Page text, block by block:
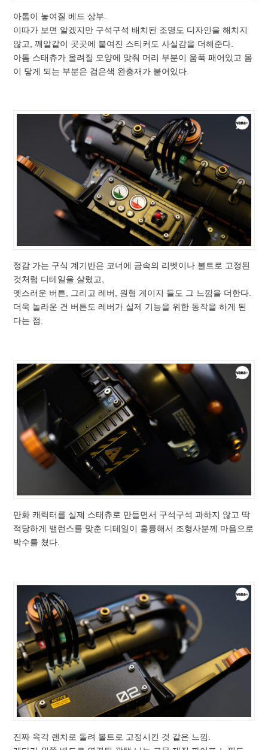
아톰이 놓여질 베드 상부.
이따가 보면 알겠지만 구석구석 배치된 조명도 디자인을 해치지
않고, 깨알같이 곳곳에 붙여진 스티커도 사실감을 더해준다.
아톰 스태츄가 올려질 모양에 맞춰 머리 부분이 움푹 패어있고 몸
이 닿게 되는 부분은 검은색 완충재가 붙어있다.
정감 가는 구식 계기반은 코너에 금속의 리벳이나 볼트로 고정된
것처럼 디테일을 살렸고,
옛스러운 버튼, 그리고 레버, 원형 게이지 들도 그 느낌을 더한다.
더욱 놀라운 건 버튼도 레버가 실제 기능을 위한 동작을 하게 된
다는 점.
만화 캐릭터를 실제 스태츄로 만들면서 구석구석 과하지 않고 딱
적당하게 밸런스를 맞춘 디테일이 훌륭해서 조형사분께 마음으로
박수를 쳤다.
진짜 육각 렌치로 돌려 볼트로 고정시킨 것 같은 느낌.